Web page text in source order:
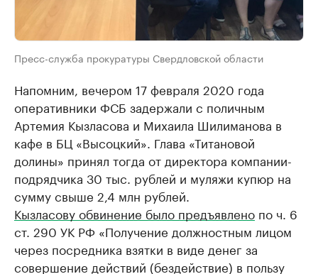
Пресс-служба прокуратуры Свердловской области
Напомним, вечером 17 февраля 2020 года
оперативники ФСБ задержали с поличным
Артемия Кызласова и Михаила Шилиманова в
кафе в БЦ «Высоцкий». Глава «Титановой
долины» принял тогда от директора компании-
подрядчика 30 тыс. рублей и муляжи купюр на
сумму свыше 2,4 млн рублей.
Кызласову обвинение было предъявлено по ч. 6
ст. 290 УК РФ «Получение должностным лицом
через посредника взятки в виде денег за
совершение действий (бездействие) в пользу